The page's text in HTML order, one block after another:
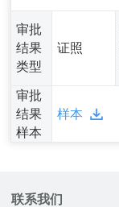
审批
结果
类型
证照
审批
结果
样本
样本
联系我们